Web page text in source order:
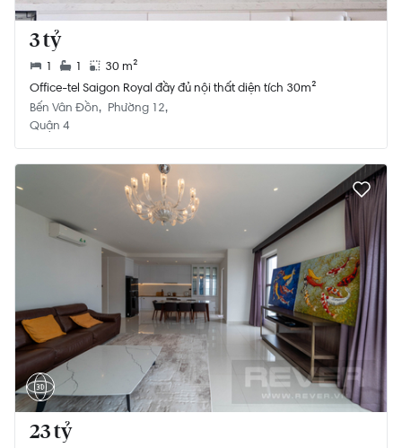
3 tỷ
1 1
30 m²
Office-tel Saigon Royal đầy đủ nội thất diện tích 30m²
Bến Vân Đồn
Phường 12
Quận 4
23 tỷ